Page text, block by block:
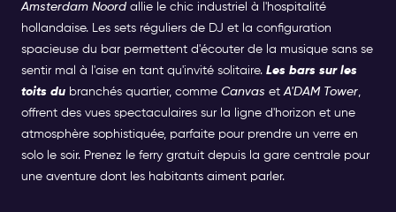
Amsterdam Noord allie le chic industriel à l'hospitalité
hollandaise. Les sets réguliers de DJ et la configuration
spacieuse du bar permettent d'écouter de la musique sans se
sentir mal à l'aise en tant qu'invité solitaire. Les bars sur les
toits du branchés quartier, comme Canvas etA'DAM Tower,
offrent des vues spectaculaires sur la ligne d'horizon et une
atmosphère sophistiquée, parfaite pour prendre un verre en
solo le soir. Prenez le ferry gratuit depuis la gare centrale pour
une aventure dont les habitants aiment parler.